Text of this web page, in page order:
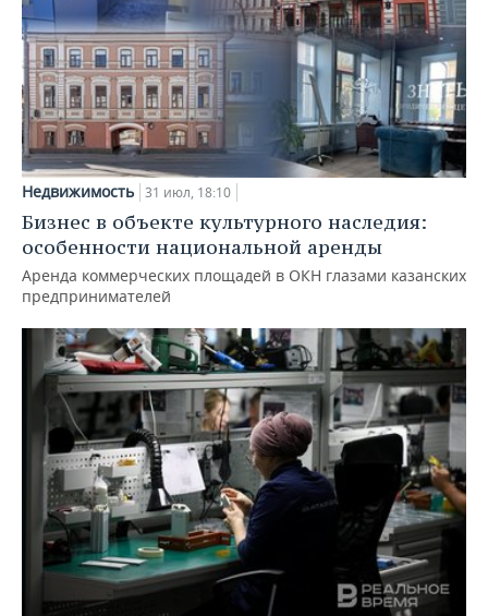
Недвижимость 31 июл, 18:10
Бизнес в объекте культурного наследия:
особенности национальной аренды
Аренда коммерческих площадей в ОКН глазами казанских
предпринимателей